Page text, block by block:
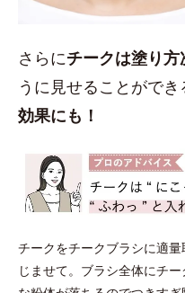
さらにチークは塗り
うに見せることができ
効果にも！
チークをチークブラシに適
じませて。ブラシ全体にチ